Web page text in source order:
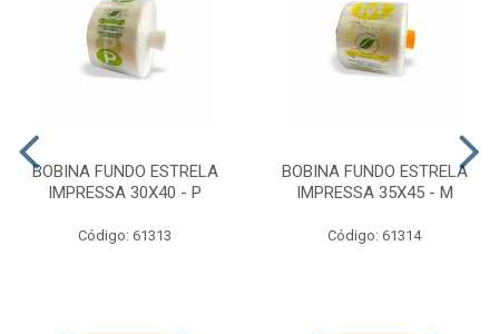
BOBINA FUNDO ESTRELA
IMPRESSA 30X40 - P
Código: 61313
BOBINA FUNDO ESTRELA
IMPRESSA 35X45 - M
Código: 61314